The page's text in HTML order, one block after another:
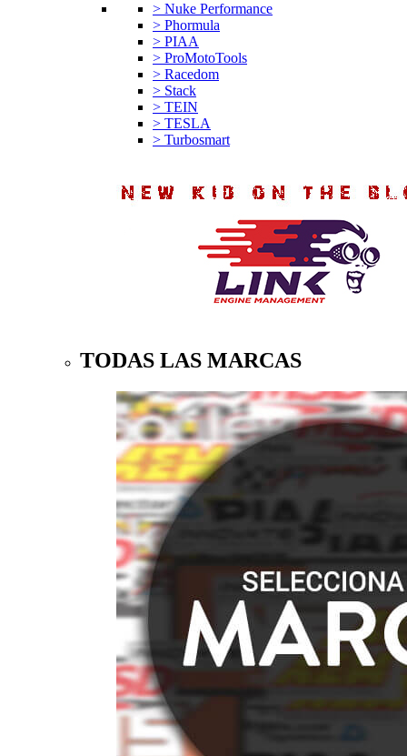
> Nuke Performance
> Phormula
> PIAA
> ProMotoTools
> Racedom
> Stack
> TEIN
> TESLA
> Turbosmart
TODAS LAS MARCAS